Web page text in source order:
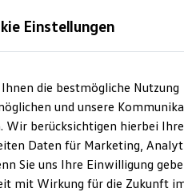
Einstellungen
die bestmögliche Nutzung
und unsere
Wir berücksichtigen hierbei Ihre
Daten für Marketing,
Sie uns Ihre Einwilligung
mit Wirkung für die Zukunft